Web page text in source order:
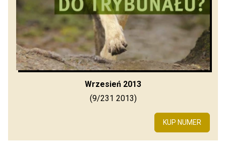
Wrzesień 2013
(9/231 2013)
KUP NUMER